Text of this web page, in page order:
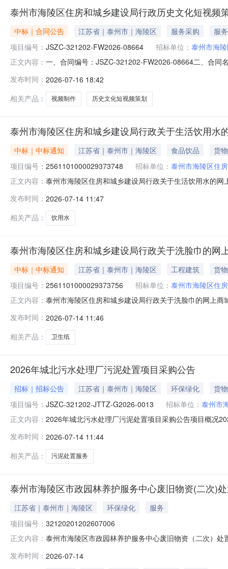
泰州市海陵区住房和城乡建设局行政历史文化短视频
中标｜合同公告 江苏省｜泰州市｜海陵区 服务采购
服务
项目编号： JSZC-321202-FW2026-08664 招标单位： 泰州市海
正文内容： 一、合同编号：JSZC-321202-FW2026-08664二、合同
合同主体信息1.主要标的信息：项目名称：历史文化短
发布时间： 2026-07-16 18:42
相关产品：
视频制作 历史文化短视频策划
泰州市海陵区住房和城乡建设局行政关于生活饮用水
中标｜中标通知 江苏省｜泰州市｜海陵区 食品饮品
货物
项目编号： 2561101000029373748 招标单位： 泰州市海陵区住
正文内容： 泰州市海陵区住房和城乡建设局行政关于生活饮用水的
序号采购计划文号信息采购计划金额
发布时间： 2026-07-14 11:47
相关产品：
饮用水
泰州市海陵区住房和城乡建设局行政关于洗脸巾的网
中标｜中标通知 江苏省｜泰州市｜海陵区 工程建筑
货物
项目编号： 2561101000029373756 招标单位： 泰州市海陵区住
正文内容： 泰州市海陵区住房和城乡建设局行政关于洗脸巾的网上
计划文号信息采购计划金额
发布时间： 2026-07-14 11:46
相关产品：
卫生纸
2026年城北污水处理厂污泥处置项目采购公告
招标｜招标公告 江苏省｜泰州市｜海陵区 环保绿化
货物
项目编号： JSZC-321202-JTTZ-G2026-0013 招标单位： 泰州市
正文内容： 2026年城北污水处理厂污泥处置项目采购公告项目概况
项目预算金额：750.000000万元最高限价（如有）：最
发布时间： 2026-07-14 11:44
相关产品：
污泥处置服务
泰州市海陵区市政园林养护服务中心废旧物资(二次)
江苏省｜泰州市｜海陵区 环保绿化
服务
项目编号： 32120201202607006
正文内容： 泰州市海陵区市政园林养护服务中心废旧物资（二次）
招投标转让事项说明废旧钢杆、电缆、灯具、变压器、配
发布时间： 2026-07-14